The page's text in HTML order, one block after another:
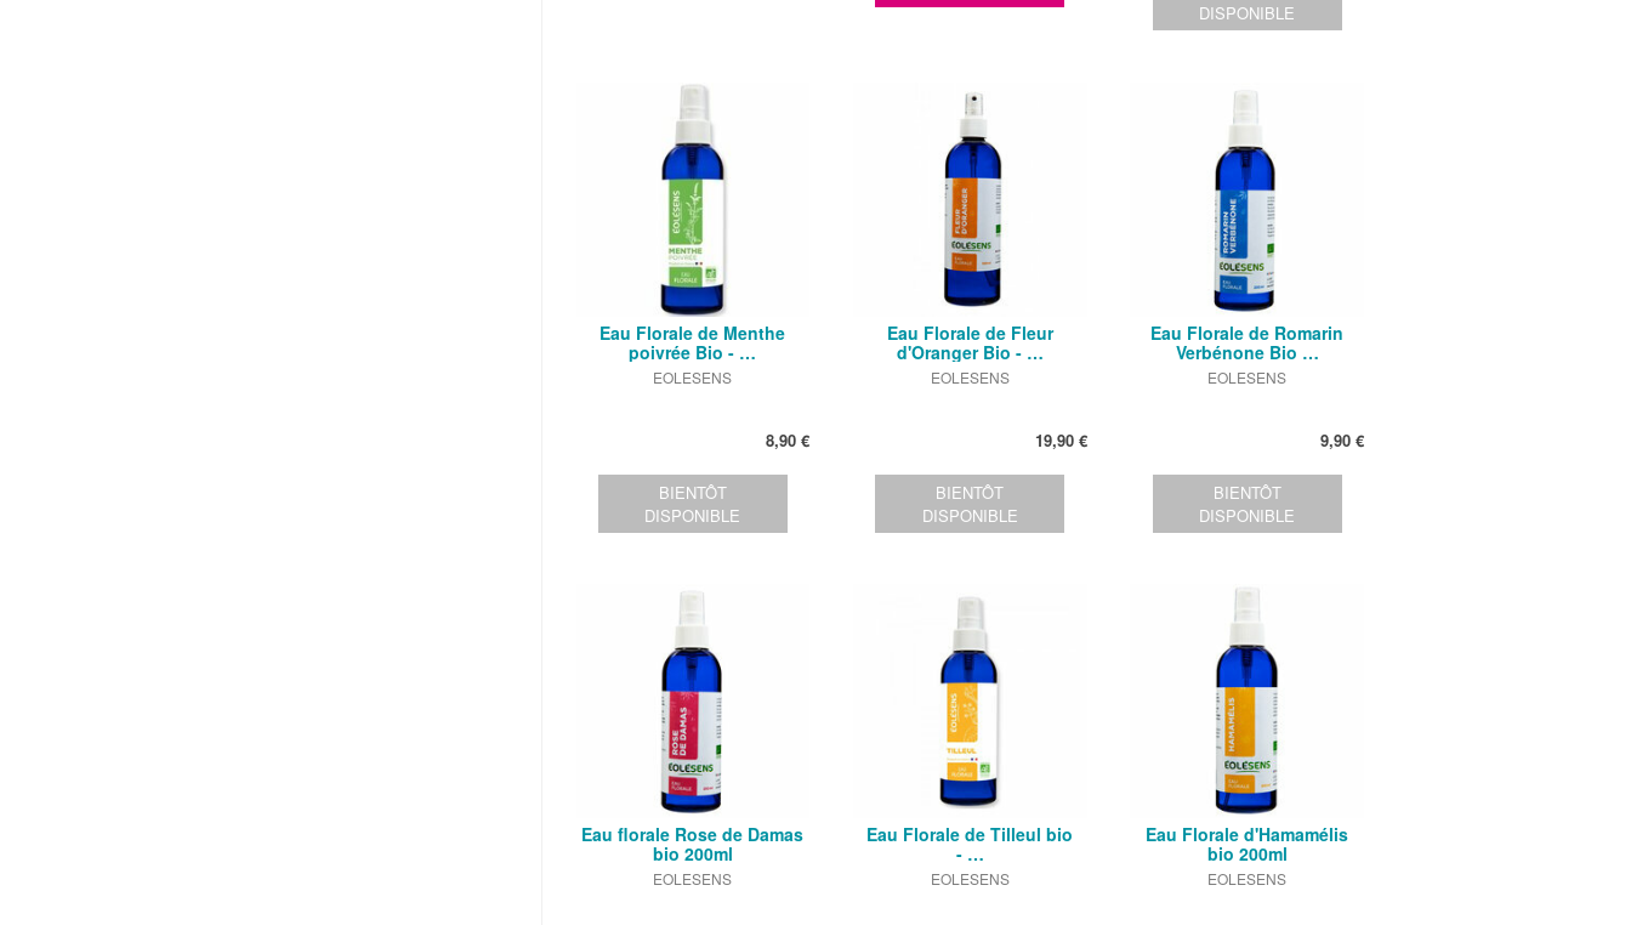
DISPONIBLE
Eau Florale de Menthe
poivrée Bio - …
EOLESENS
8,90 €
BIENTÔT
DISPONIBLE
Eau Florale de Fleur
d'Oranger Bio - …
EOLESENS
19,90 €
BIENTÔT
DISPONIBLE
Eau Florale de Romarin
Verbénone Bio …
EOLESENS
9,90 €
BIENTÔT
DISPONIBLE
Eau florale Rose de Damas
bio 200ml
EOLESENS
Eau Florale de Tilleul bio
- …
EOLESENS
Eau Florale d'Hamamélis
bio 200ml
EOLESENS